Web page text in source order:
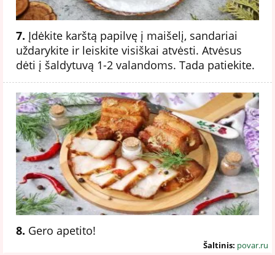
7. Įdėkite karštą papilvę į maišelį, sandariai
uždarykite ir leiskite visiškai atvėsti. Atvėsus
dėti į šaldytuvą 1-2 valandoms. Tada patiekite.
8. Gero apetito!
Šaltinis: povar.ru